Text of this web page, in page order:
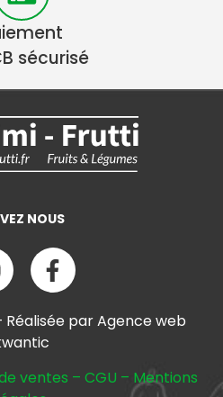
sécurisé
NOUS
par Agence web
ventes – CGU – Mentions